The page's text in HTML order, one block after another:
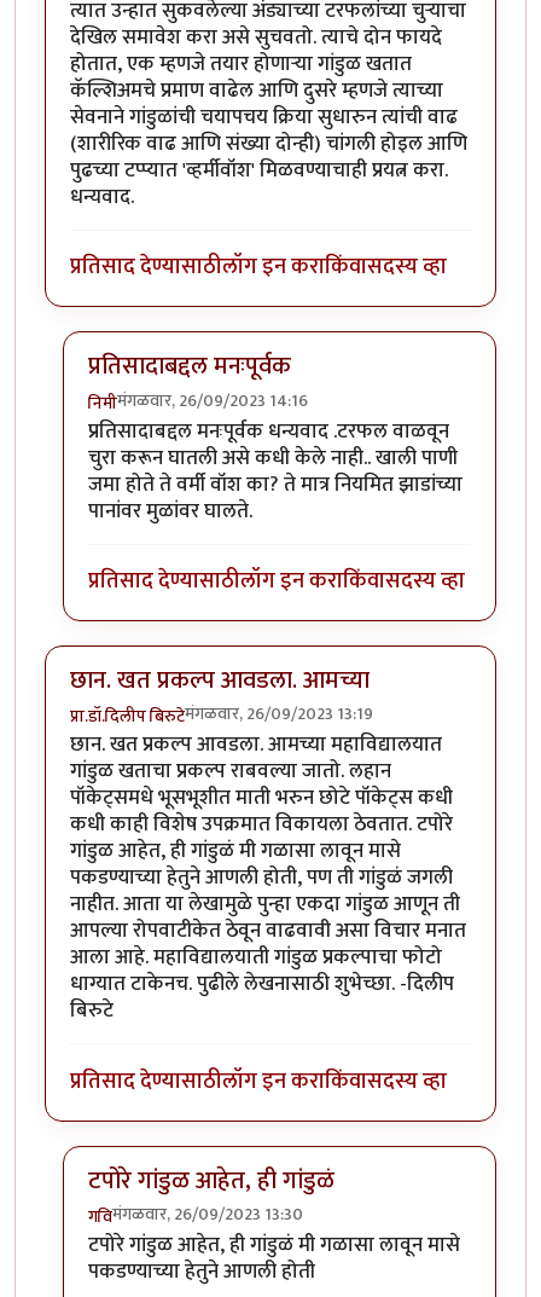
त्यात उन्हात सुकवलेल्या अंड्याच्या टरफलांच्या चुऱ्याचा
देखिल समावेश करा असे सुचवतो. त्याचे दोन फायदे
होतात, एक म्हणजे तयार होणाऱ्या गांडुळ खतात
कॅल्शिअमचे प्रमाण वाढेल आणि दुसरे म्हणजे त्याच्या
सेवनाने गांडुळांची चयापचय क्रिया सुधारुन त्यांची वाढ
(शारीरिक वाढ आणि संख्या दोन्ही) चांगली होइल आणि
पुढच्या टप्प्यात 'व्हर्मीवॉश' मिळवण्याचाही प्रयत्न करा.
धन्यवाद.
प्रतिसाद देण्यासाठीलॉग इन कराकिंवासदस्य व्हा
प्रतिसादाबद्दल मनःपूर्वक
निमीमंगळवार, 26/09/2023 14:16
In reply toछान लेख, आवडला!byटर्मीनेटर
प्रतिसादाबद्दल मनःपूर्वक धन्यवाद .टरफल वाळवून
चुरा करून घातली असे कधी केले नाही.. खाली पाणी
जमा होते ते वर्मी वॉश का? ते मात्र नियमित झाडांच्या
पानांवर मुळांवर घालते.
प्रतिसाद देण्यासाठीलॉग इन कराकिंवासदस्य व्हा
छान. खत प्रकल्प आवडला. आमच्या
प्रा.डॉ.दिलीप बिरुटेमंगळवार, 26/09/2023 13:19
छान. खत प्रकल्प आवडला. आमच्या महाविद्यालयात
गांडुळ खताचा प्रकल्प राबवल्या जातो. लहान
पॉकेट्समधे भूसभूशीत माती भरुन छोटे पॉकेट्स कधी
कधी काही विशेष उपक्रमात विकायला ठेवतात. टपोरे
गांडुळ आहेत, ही गांडुळं मी गळासा लावून मासे
पकडण्याच्या हेतुने आणली होती, पण ती गांडुळं जगली
नाहीत. आता या लेखामुळे पुन्हा एकदा गांडुळ आणून ती
आपल्या रोपवाटीकेत ठेवून वाढवावी असा विचार मनात
आला आहे. महाविद्यालयाती गांडुळ प्रकल्पाचा फोटो
धाग्यात टाकेनच. पुढीले लेखनासाठी शुभेच्छा. -दिलीप
बिरुटे
प्रतिसाद देण्यासाठीलॉग इन कराकिंवासदस्य व्हा
टपोरे गांडुळ आहेत, ही गांडुळं
गविमंगळवार, 26/09/2023 13:30
In reply toछान. खत प्रकल्प आवडला. आमच्याby
टपोरे गांडुळ आहेत, ही गांडुळं मी गळासा लावून मासे
पकडण्याच्या हेतुने आणली होती